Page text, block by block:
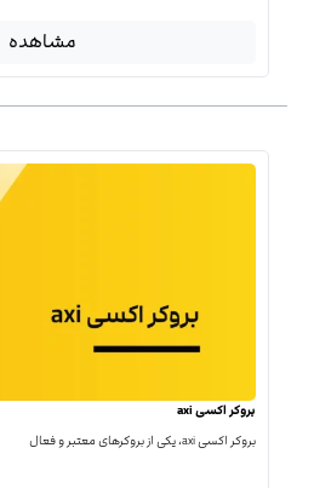
مشاهده
بروکر اکسی axi
بروکر اکسی axi، یکی از بروکرهای معتبر و فعال